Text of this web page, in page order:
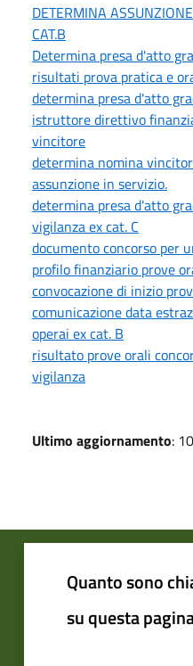
DETERMINA
CAT.B
Determina presa d'atto
risultati prova pratica e
determina presa d'atto
istruttore direttivo
vincitore
determina nomina
assunzione in servizio.
determina presa d'atto
vigilanza ex cat. C
documento concorso per
profilo finanziario prove
convocazione di inizio
comunicazione data
operai ex cat. B
risultato prove orali
vigilanza
Ultimo aggiornamento:
Quanto sono
su questa